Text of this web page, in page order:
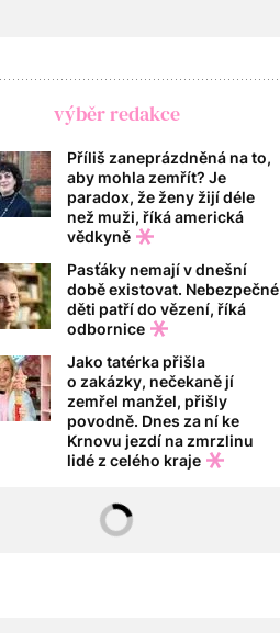
výběr redakce
Příliš zaneprázdněná na to,
aby mohla zemřít? Je
paradox, že ženy žijí déle
než muži, říká americká
vědkyně
Pasťáky nemají v dnešní
době existovat. Nebezpečné
děti patří do vězení, říká
odbornice
Jako tatérka přišla
o zakázky, nečekaně jí
zemřel manžel, přišly
povodně. Dnes za ní ke
Krnovu jezdí na zmrzlinu
lidé z celého kraje